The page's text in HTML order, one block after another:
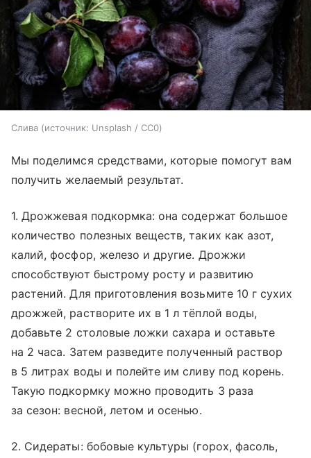
Слива источник: Unsplash / CC0
Мы поделимся средствами, которые помогут вам
получить желаемый результат.
1. Дрожжевая подкормка: она содержат большое
количество полезных веществ, таких как азот,
калий, фосфор, железо и другие. Дрожжи
способствуют быстрому росту и развитию
растений. Для приготовления возьмите 10 г сухих
дрожжей, растворите их в 1 л тёплой воды,
добавьте 2 столовые ложки сахара и оставьте
на 2 часа. Затем разведите полученный раствор
в 5 литрах воды и полейте им сливу под корень.
Такую подкормку можно проводить 3 раза
за сезон: весной, летом и осенью.
2. Сидераты: бобовые культуры (горох, фасоль,